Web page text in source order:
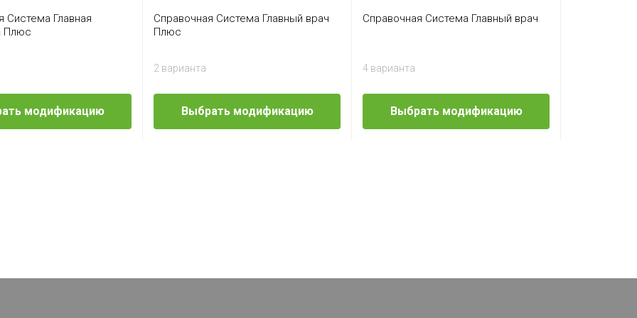
Система Главная
Плюс
модификацию
Справочная Система Главный врач
Плюс
2 варианта
Выбрать модификацию
Справочная Система Главный врач
4 варианта
Выбрать модификацию